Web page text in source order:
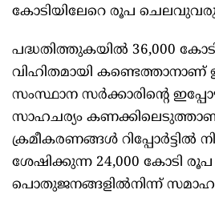
കോടിയിലേറെ രൂപ
പദ്ധതിത്തുകയിൽ 36,000
വിഹിതമായി കണ്ടെത്താനാണ്
സംസ്ഥാന സർക്കാരിന്റെ
സാഹചര്യം
ക്രമീകരണങ്ങൾ റിപ്പോർട്ടിൽ
ശേഷിക്കുന്ന 24,000 കോടി രൂപ
പൊതുജനങ്ങളിൽനിന്ന്